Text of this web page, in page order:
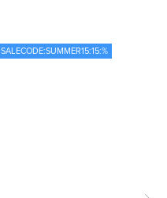
SALECODE:SUMMER15:15:%